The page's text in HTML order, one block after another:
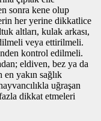
sonra kene olup
her yerine dikkatlice
altları, kulak arkası,
veya ettirilmeli.
kontrol edilmeli.
eldiven, bez ya da
en yakın sağlık
uğraşan
dikkat etmeleri